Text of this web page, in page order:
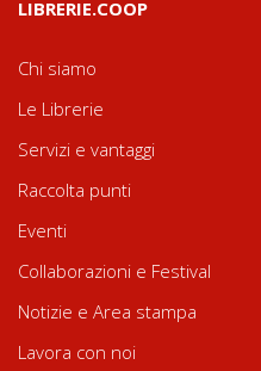
LIBRERIE.COOP
Chi siamo
Le Librerie
Servizi e vantaggi
Raccolta punti
Eventi
Collaborazioni e Festival
Notizie e Area stampa
Lavora con noi